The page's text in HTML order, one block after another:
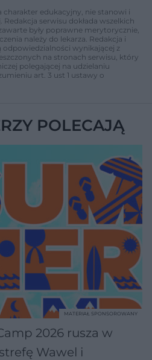
edukacyjny, nie stanowi i
Redakcja serwisu dokłada wszelkich
były poprawne merytorycznie,
należy do lekarza. Redakcja i
wynikającej z
na stronach serwisu, który
polegającej na udzielaniu
art. 3 ust 1 ustawy o
POLECAJĄ
2026 rusza w
Wawel i
MATERIAŁ SPONSOROWANY